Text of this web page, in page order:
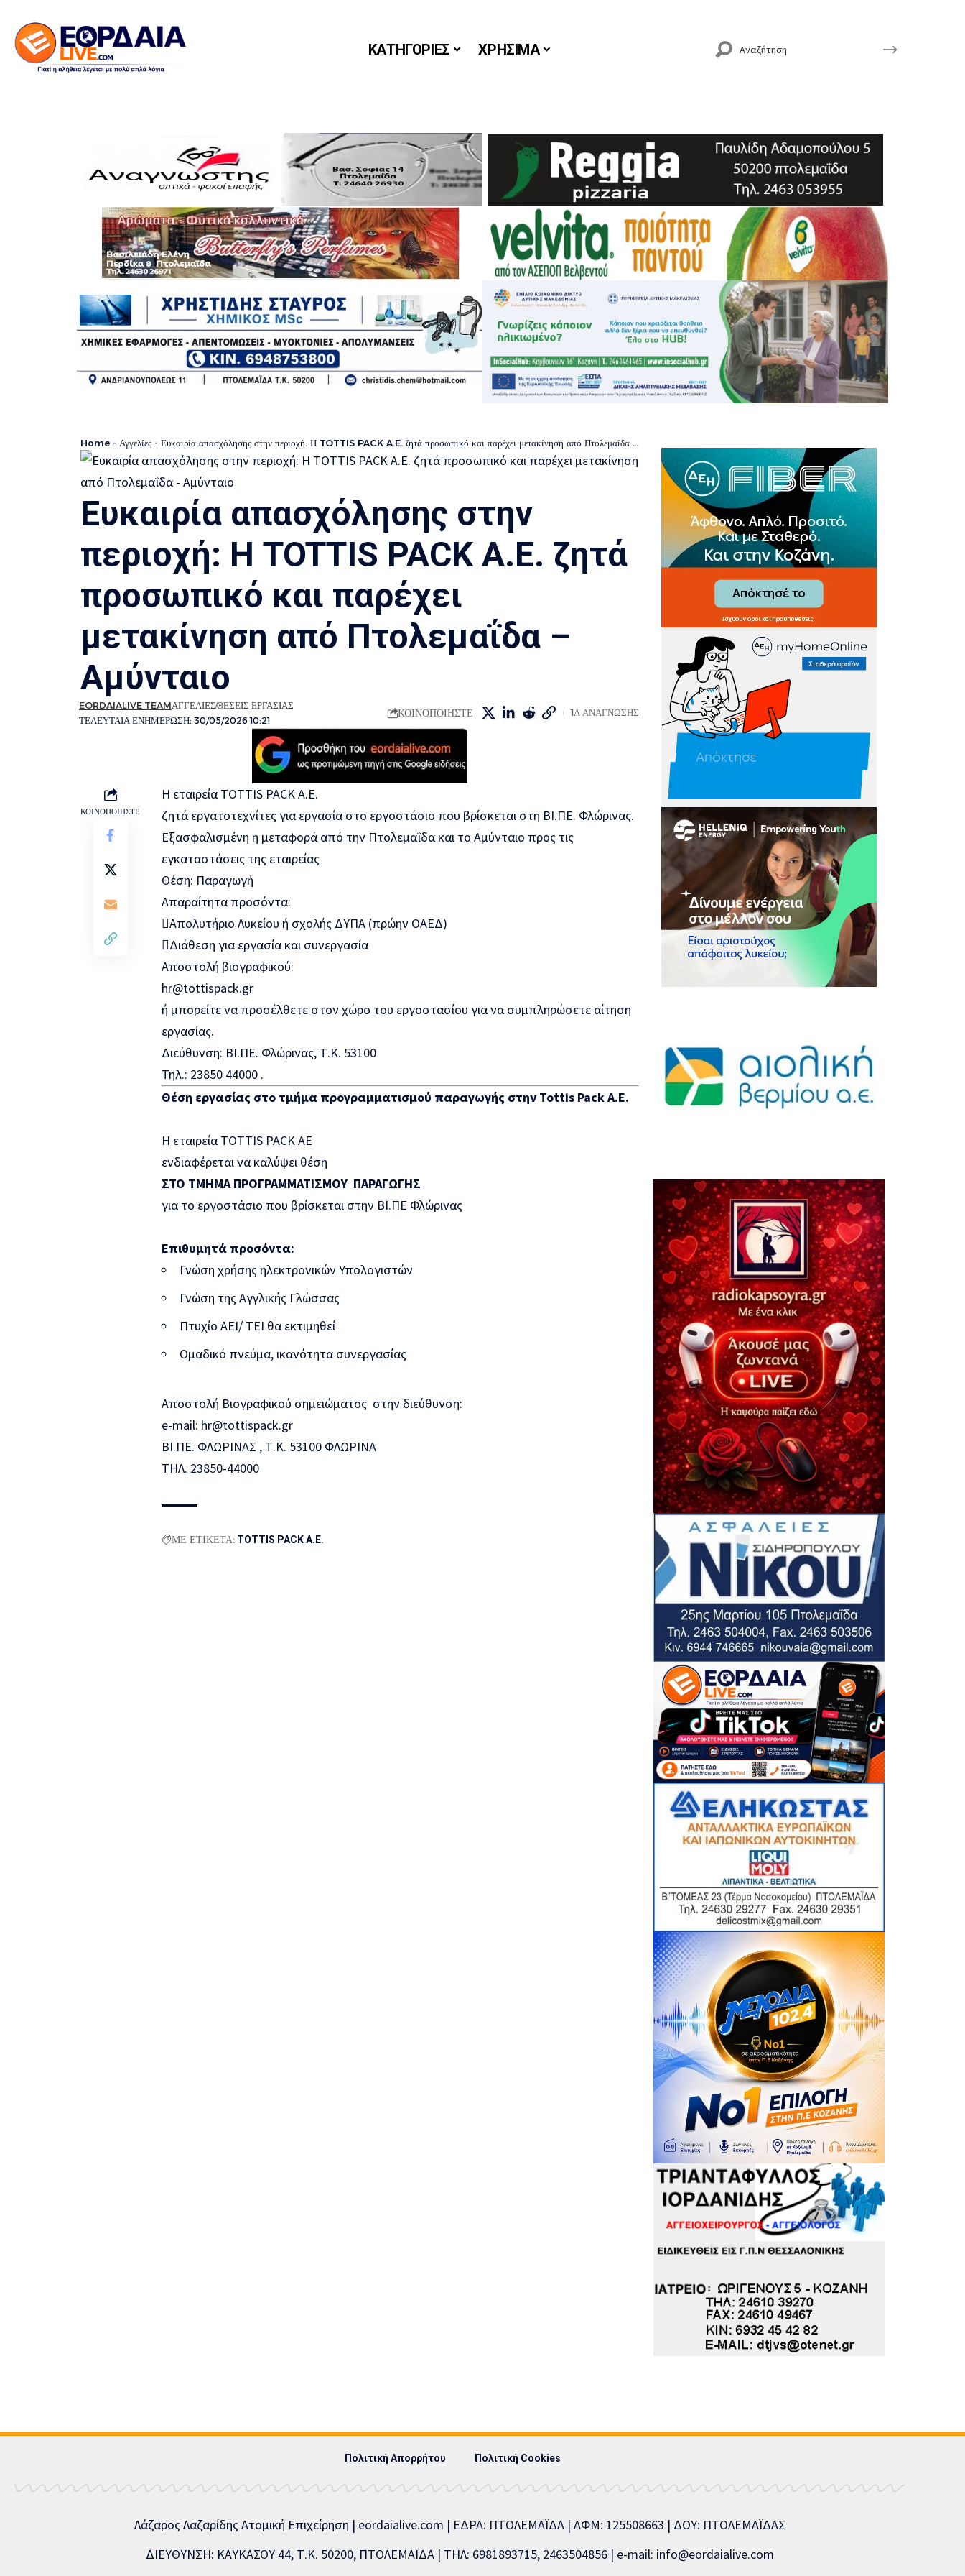
ΚΑΤΗΓΟΡΙΕΣ ΧΡΗΣΙΜΑ
Home - Αγγελίες - Ευκαιρία απασχόλησης στην περιοχή: Η TOTTIS PACK A.E. ζητά προσωπικό και παρέχει μετακίνηση από Πτολεμαΐδα – Αμύνταιο
Ευκαιρία απασχόλησης στην
περιοχή: Η TOTTIS PACK A.E. ζητά
προσωπικό και παρέχει
μετακίνηση από Πτολεμαΐδα –
Αμύνταιο
ΤΕΛΕΥΤΑΙΑ ΕΝΗΜΕΡΩΣΗ: 30/05/2026 10:21
EORDAIALIVE TEAMΑΓΓΕΛΙΕΣΘΕΣΕΙΣ ΕΡΓΑΣΙΑΣ
ΚΟΙΝΟΠΟΙΗΣΤΕ 1Λ ΑΝΑΓΝΩΣΗΣ
ΚΟΙΝΟΠΟΙΗΣΤΕ
Η εταιρεία TOTTIS PACK A.E.
ζητά εργατοτεχνίτες για εργασία στο εργοστάσιο που βρίσκεται στη ΒΙ.ΠΕ. Φλώρινας.
Εξασφαλισμένη η μεταφορά από την Πτολεμαΐδα και το Αμύνταιο προς τις
εγκαταστάσεις της εταιρείας
Θέση: Παραγωγή
Απαραίτητα προσόντα:
Απολυτήριο Λυκείου ή σχολής ΔΥΠΑ (πρώην ΟΑΕΔ)
Διάθεση για εργασία και συνεργασία
Αποστολή βιογραφικού:
hr@tottispack.gr
ή μπορείτε να προσέλθετε στον χώρο του εργοστασίου για να συμπληρώσετε αίτηση
εργασίας.
Διεύθυνση: ΒΙ.ΠΕ. Φλώρινας, Τ.Κ. 53100
Τηλ.: 23850 44000 .
Θέση εργασίας στο τμήμα προγραμματισμού παραγωγής στην Tottis PackΑ.Ε.
Η εταιρεία TOTTIS PACK AE
ενδιαφέρεται να καλύψει θέση
ΣΤΟ ΤΜΗΜΑ ΠΡΟΓΡΑΜΜΑΤΙΣΜΟΥ ΠΑΡΑΓΩΓΗΣ
για το εργοστάσιο που βρίσκεται στην ΒΙ.ΠΕ Φλώρινας
Επιθυμητά προσόντα:
Γνώση χρήσης ηλεκτρονικών Υπολογιστών
Γνώση της Αγγλικής Γλώσσας
Πτυχίο AEI/ TEI θα εκτιμηθεί
Ομαδικό πνεύμα, ικανότητα συνεργασίας
Αποστολή Βιογραφικού σημειώματος στην διεύθυνση:
e-mail: hr@tottispack.gr
ΒΙ.ΠΕ. ΦΛΩΡΙΝΑΣ , Τ.Κ. 53100 ΦΛΩΡΙΝΑ
ΤΗΛ. 23850-44000
ΜΕ ΕΤΙΚΕΤΑ: TOTTIS PACK A.E.
Πολιτική Απορρήτου Πολιτική Cookies
Λάζαρος Λαζαρίδης Ατομική Επιχείρηση | eordaialive.com | ΕΔΡΑ: ΠΤΟΛΕΜΑΪΔΑ | ΑΦΜ: 125508663 | ΔΟΥ: ΠΤΟΛΕΜΑΪΔΑΣ
ΔΙΕΥΘΥΝΣΗ: ΚΑΥΚΑΣΟΥ 44, Τ.Κ. 50200, ΠΤΟΛΕΜΑΪΔΑ | ΤΗΛ: 6981893715, 2463504856 | e-mail: info@eordaialive.com